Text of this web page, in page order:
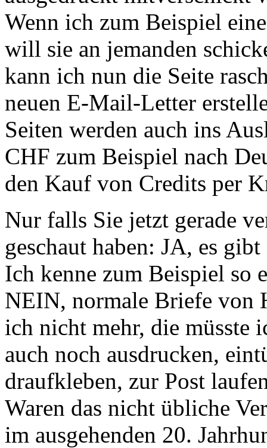
Wenn ich zum Beispiel
will sie an jemanden
kann ich nun die Seite
neuen E-Mail-Letter
Seiten werden auch ins
CHF zum Beispiel nach
den Kauf von Credits per
Nur falls Sie jetzt gerade
geschaut haben: JA, es
Ich kenne zum Beispiel so
NEIN, normale Briefe von
ich nicht mehr, die müsste
auch noch ausdrucken,
draufkleben, zur Post
Waren das nicht übliche
im ausgehenden 20.